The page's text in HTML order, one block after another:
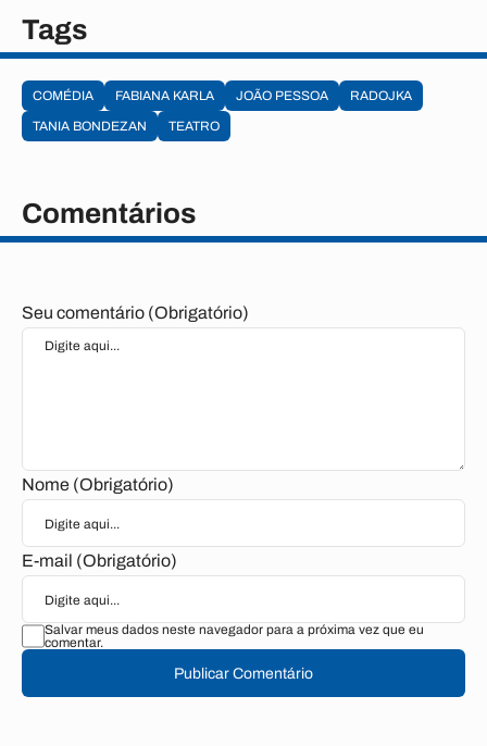
Tags
COMÉDIA FABIANA KARLA JOÃO PESSOA
RADOJKA
TANIA BONDEZAN
TEATRO
Comentários
Seu comentário (Obrigatório)
Nome (Obrigatório)
E-mail (Obrigatório)
Salvar meus dados neste navegador para a próxima vez que eu
comentar.
Publicar Comentário